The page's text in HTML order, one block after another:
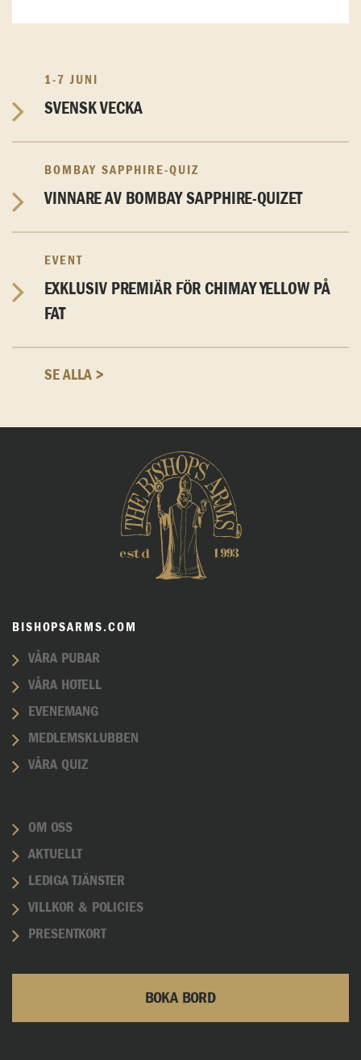
1-7 JUNI
SVENSK VECKA
BOMBAY SAPPHIRE-QUIZ
VINNARE AV BOMBAY SAPPHIRE-QUIZET
EVENT
EXKLUSIV PREMIÄR FÖR CHIMAY YELLOW PÅ
FAT
SE ALLA >
BISHOPSARMS.COM
VÅRA PUBAR
VÅRA HOTELL
EVENEMANG
MEDLEMSKLUBBEN
VÅRA QUIZ
OM OSS
AKTUELLT
LEDIGA TJÄNSTER
VILLKOR & POLICIES
PRESENTKORT
BOKA BORD